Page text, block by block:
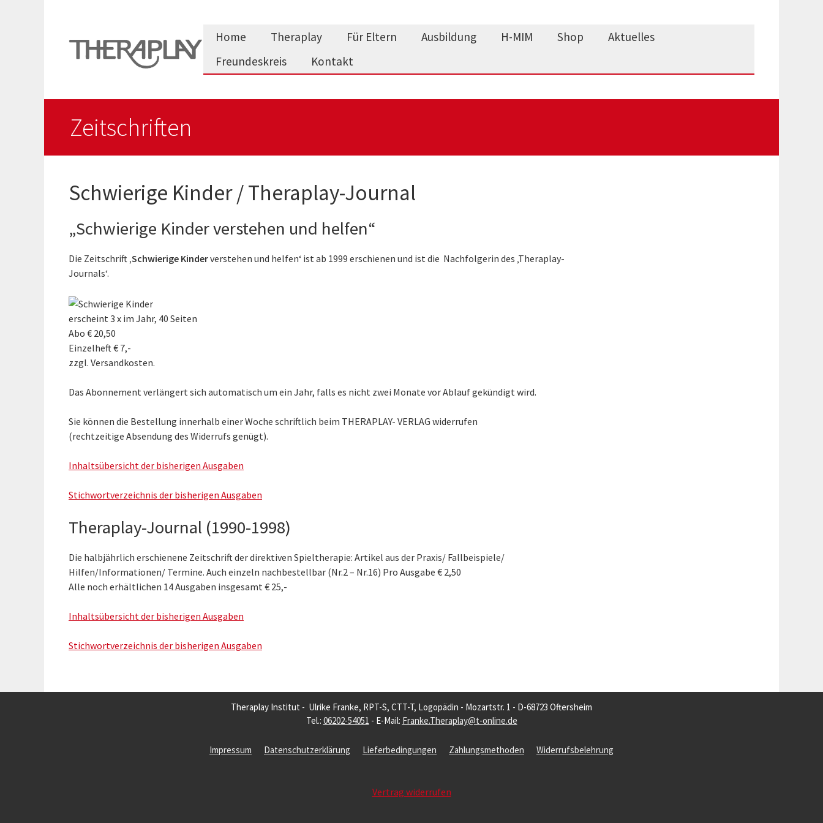
Home Theraplay Für Eltern Ausbildung H-MIM Shop
Aktuelles
Freundeskreis
Kontakt
Zeitschriften
Schwierige Kinder / Theraplay-Journal
„Schwierige Kinder verstehen und helfen“
Die Zeitschrift ‚Schwierige Kinderverstehen und helfen‘ ist ab 1999 erschienen und ist die Nachfolgerin des ‚Theraplay-
Journals‘.
erscheint 3 x im Jahr, 40 Seiten
Abo € 20,50
Einzelheft € 7,-
zzgl. Versandkosten.
Das Abonnement verlängert sich automatisch um ein Jahr, falls es nicht zwei Monate vor Ablauf gekündigt wird.
Sie können die Bestellung innerhalb einer Woche schriftlich beim THERAPLAY- VERLAG widerrufen
(rechtzeitige Absendung des Widerrufs genügt).
Inhaltsübersicht der bisherigen Ausgaben
Stichwortverzeichnis der bisherigen Ausgaben
Theraplay-Journal (1990-1998)
Die halbjährlich erschienene Zeitschrift der direktiven Spieltherapie: Artikel aus der Praxis/ Fallbeispiele/
Hilfen/Informationen/ Termine. Auch einzeln nachbestellbar (Nr.2 – Nr.16) Pro Ausgabe € 2,50
Alle noch erhältlichen 14 Ausgaben insgesamt € 25,-
Inhaltsübersicht der bisherigen Ausgaben
Stichwortverzeichnis der bisherigen Ausgaben
Theraplay Institut - Ulrike Franke, RPT-S, CTT-T, Logopädin - Mozartstr. 1 - D-68723 Oftersheim
Tel.: 06202-54051 - E-Mail: Franke.Theraplay@t-online.de
Impressum Datenschutzerklärung Lieferbedingungen Zahlungsmethoden Widerrufsbelehrung
Vertrag widerrufen